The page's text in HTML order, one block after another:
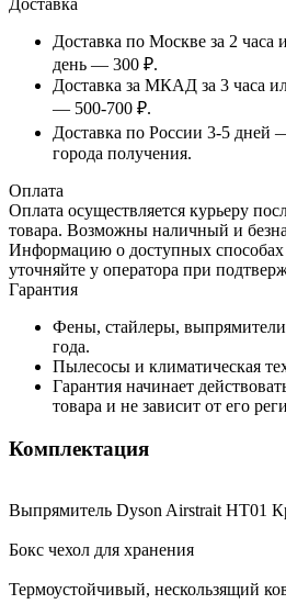
Доставка по Москве за 2
день — 300 ₽.
Доставка за МКАД за 3 часа
— 500-700 ₽.
Доставка по России 3-5 дней
города получения.
Оплата
Оплата осуществляется курьеру
товара. Возможны наличный и
Информацию о доступных
уточняйте у оператора при
Гарантия
Фены, стайлеры,
года.
Пылесосы и климатическая
Гарантия начинает
товара и не зависит от его
Комплектация
Выпрямитель Dyson Airstrait HT01
Бокс чехол для хранения
Термоустойчивый, нескользящий